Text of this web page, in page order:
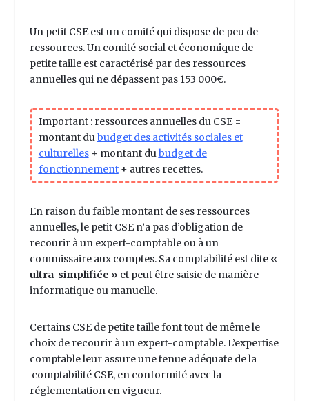
Un petit CSE est un comité qui dispose de peu de
ressources. Un comité social et économique de
petite taille est caractérisé par des ressources
annuelles qui ne dépassent pas 153 000€.
Important : ressources annuelles du CSE =
montant dubudget des activités sociales et
culturelles+ montant dubudget de
fonctionnement+ autres recettes.
En raison du faible montant de ses ressources
annuelles, le petit CSE n’a pas d’obligation de
recourir à un expert-comptable ou à un
commissaire aux comptes. Sa comptabilité est dite «
ultra-simplifiée » et peut être saisie de manière
informatique ou manuelle.
Certains CSE de petite taille font tout de même le
choix de recourir à un expert-comptable. L’expertise
comptable leur assure une tenue adéquate de la
comptabilité CSE, en conformité avec la
réglementation en vigueur.